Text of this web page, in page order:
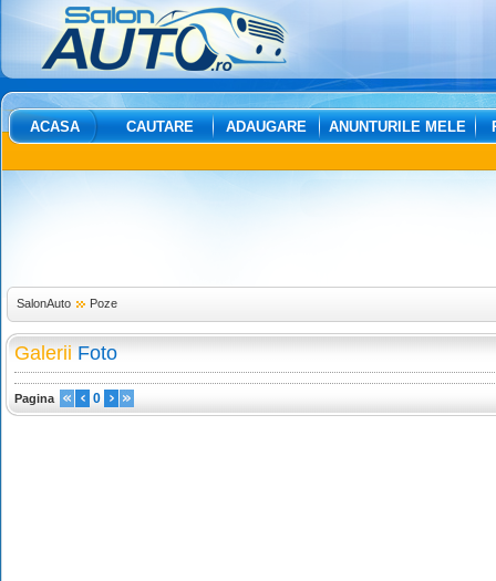
ACASA CAUTARE ADAUGARE ANUNTURILE MELE
SalonAuto Poze
Galerii Foto
Pagina 0